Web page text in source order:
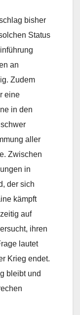
bisher
Status
an
Zudem
eine
in den
aller
Zwischen
in
der sich
kämpft
auf
ihren
lautet
Krieg endet.
bleibt und